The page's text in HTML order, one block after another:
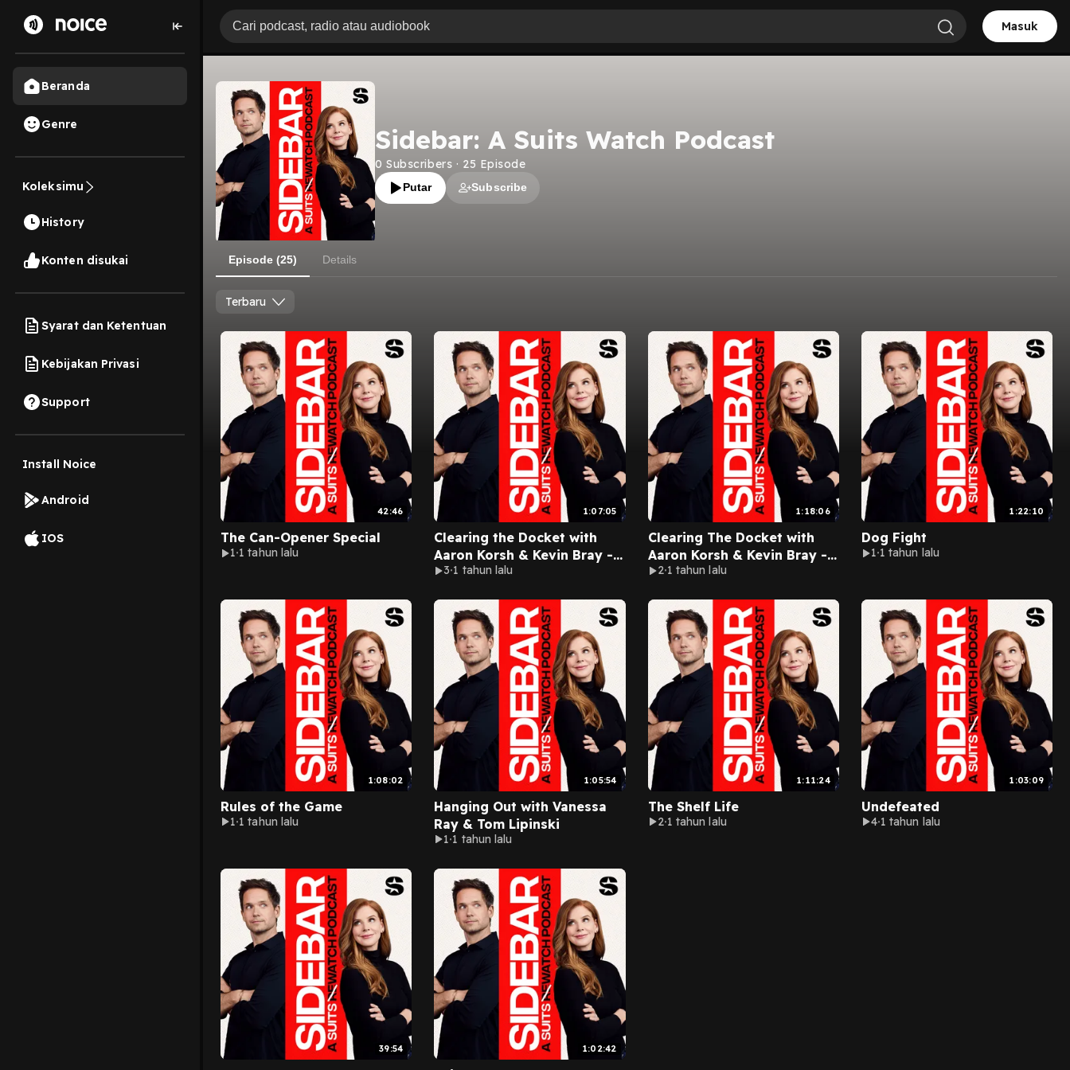
Beranda
Genre
Koleksimu
History
Konten disukai
Syarat dan Ketentuan
Kebijakan Privasi
Support
Install Noice
Android
IOS
Masuk
Sidebar: A Suits Watch Podcast
0 Subscribers · 25 Episode
Putar Subscribe
Episode (25) Details
Terbaru
42:46
The Can-Opener Special
1 1 tahun lalu
1:07:05
Clearing the Docket with
Aaron Korsh & Kevin Bray -
Pt. 2
3 1 tahun lalu
1:18:06
Clearing The Docket with
Aaron Korsh & Kevin Bray -
Pt. 1
2 1 tahun lalu
1:22:10
Dog Fight
1 1 tahun lalu
1:08:02
Rules of the Game
1 1 tahun lalu
1:05:54
Hanging Out with Vanessa
Ray & Tom Lipinski
1 1 tahun lalu
1:11:24
The Shelf Life
2 1 tahun lalu
1:03:09
Undefeated
4 1 tahun lalu
39:54 1:02:42